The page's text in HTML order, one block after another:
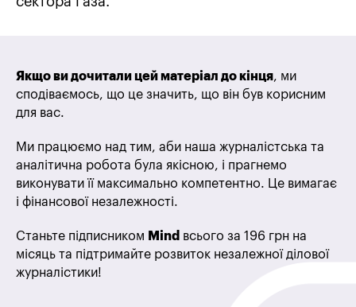
Якщо ви дочитали цей матеріал до кінця, ми
сподіваємось, що це значить, що він був корисним
для вас.
Ми працюємо над тим, аби наша журналістська та
аналітична робота була якісною, і прагнемо
виконувати її максимально компетентно. Це вимагає
і фінансової незалежності.
Станьте підписником Mind всього за 196 грн на
місяць та підтримайте розвиток незалежної ділової
журналістики!